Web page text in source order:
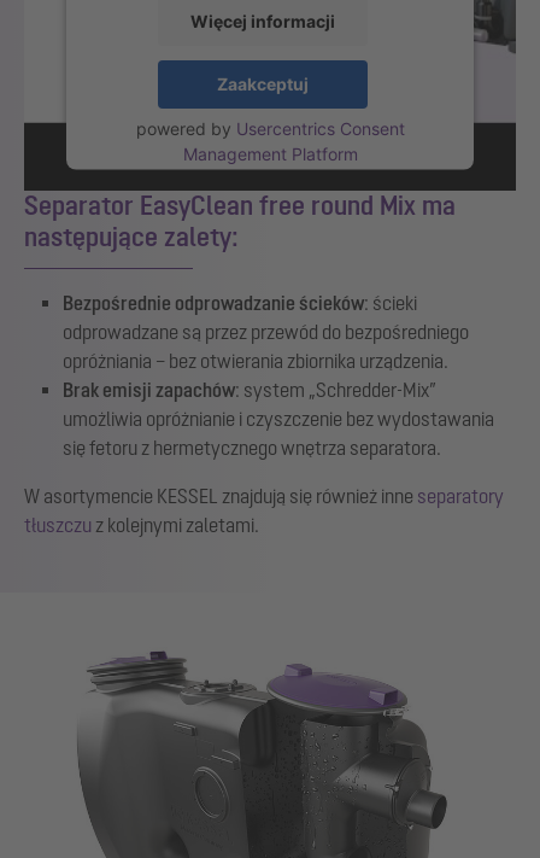
Więcej informacji
Zaakceptuj
powered by Usercentrics Consent
Management Platform
Separator EasyClean free round Mix ma
następujące zalety:
Bezpośrednie odprowadzanie ścieków: ścieki
odprowadzane są przez przewód do bezpośredniego
opróżniania – bez otwierania zbiornika urządzenia.
Brak emisji zapachów: system „Schredder-Mix”
umożliwia opróżnianie i czyszczenie bez wydostawania
się fetoru z hermetycznego wnętrza separatora.
W asortymencie KESSEL znajdują się również inne separatory
tłuszczu z kolejnymi zaletami.